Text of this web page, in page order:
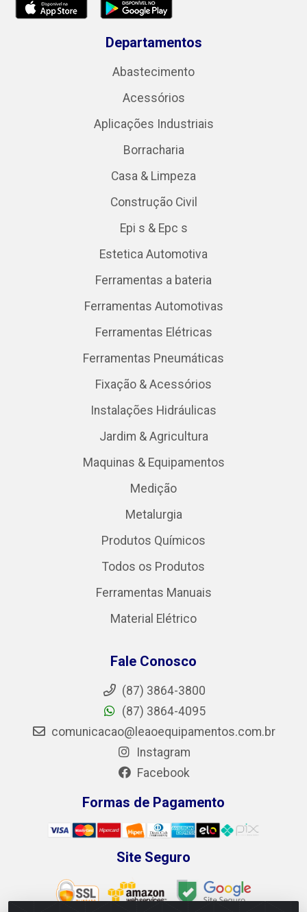
Departamentos
Abastecimento
Acessórios
Aplicações Industriais
Borracharia
Casa & Limpeza
Construção Civil
Epi s & Epc s
Estetica Automotiva
Ferramentas a bateria
Ferramentas Automotivas
Ferramentas Elétricas
Ferramentas Pneumáticas
Fixação & Acessórios
Instalações Hidráulicas
Jardim & Agricultura
Maquinas & Equipamentos
Medição
Metalurgia
Produtos Químicos
Todos os Produtos
Ferramentas Manuais
Material Elétrico
Fale Conosco
(87) 3864-3800
(87) 3864-4095
comunicacao@leaoequipamentos.com.br
Instagram
Facebook
Formas de Pagamento
Site Seguro